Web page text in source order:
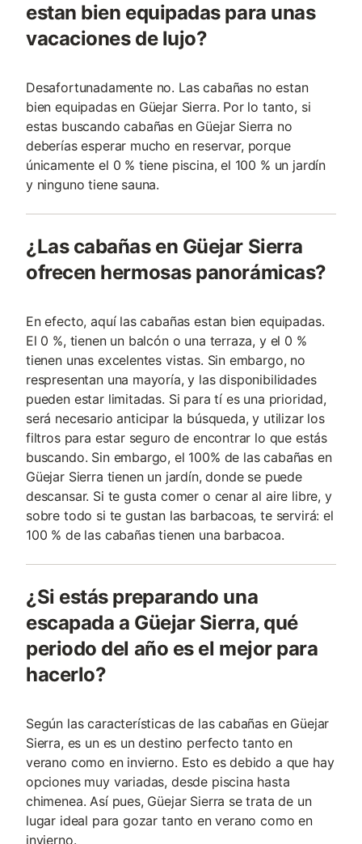
estan bien equipadas para unas
vacaciones de lujo?
Desafortunadamente no. Las cabañas no estan
bien equipadas en Güejar Sierra. Por lo tanto, si
estas buscando cabañas en Güejar Sierra no
deberías esperar mucho en reservar, porque
únicamente el 0 % tiene piscina, el 100 % un jardín
y ninguno tiene sauna.
¿Las cabañas en Güejar Sierra
ofrecen hermosas panorámicas?
En efecto, aquí las cabañas estan bien equipadas.
El 0 %, tienen un balcón o una terraza, y el 0 %
tienen unas excelentes vistas. Sin embargo, no
respresentan una mayoría, y las disponibilidades
pueden estar limitadas. Si para tí es una prioridad,
será necesario anticipar la búsqueda, y utilizar los
filtros para estar seguro de encontrar lo que estás
buscando. Sin embargo, el 100% de las cabañas en
Güejar Sierra tienen un jardín, donde se puede
descansar. Si te gusta comer o cenar al aire libre, y
sobre todo si te gustan las barbacoas, te servirá: el
100 % de las cabañas tienen una barbacoa.
¿Si estás preparando una
escapada a Güejar Sierra, qué
periodo del año es el mejor para
hacerlo?
Según las características de las cabañas en Güejar
Sierra, es un es un destino perfecto tanto en
verano como en invierno. Esto es debido a que hay
opciones muy variadas, desde piscina hasta
chimenea. Así pues, Güejar Sierra se trata de un
lugar ideal para gozar tanto en verano como en
invierno.